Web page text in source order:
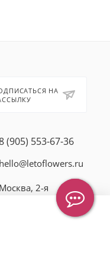
НА
(905) 553-67-36
hello@letoflowers.ru
Москва, 2-я
Рыбинская, 13,
Студия цветов